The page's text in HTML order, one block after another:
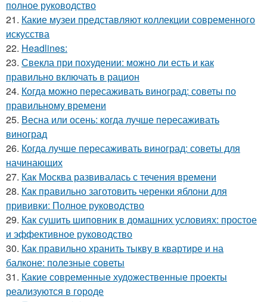
полное руководство
21. Какие музеи представляют коллекции современного
искусства
22. Headlines:
23. Свекла при похудении: можно ли есть и как
правильно включать в рацион
24. Когда можно пересаживать виноград: советы по
правильному времени
25. Весна или осень: когда лучше пересаживать
виноград
26. Когда лучше пересаживать виноград: советы для
начинающих
27. Как Москва развивалась с течения времени
28. Как правильно заготовить черенки яблони для
прививки: Полное руководство
29. Как сушить шиповник в домашних условиях: простое
и эффективное руководство
30. Как правильно хранить тыкву в квартире и на
балконе: полезные советы
31. Какие современные художественные проекты
реализуются в городе